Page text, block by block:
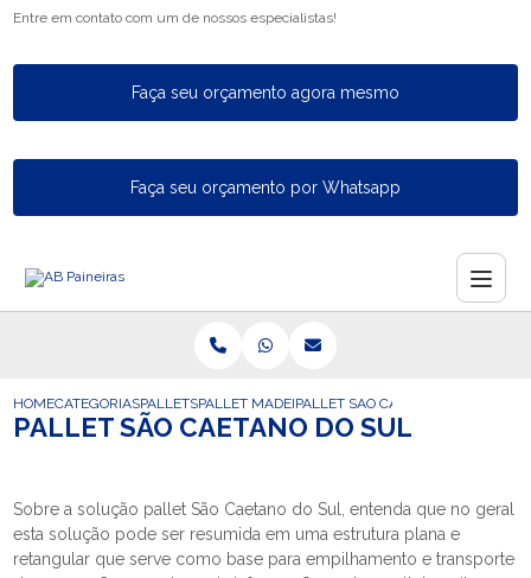
Entre em contato com um de nossos especialistas!
Faça seu orçamento agora mesmo
Faça seu orçamento por Whatsapp
HOMECATEGORIASPALLETSPALLET MADEIRA PEQUENOPALLET SAO CAETANO DO SUL
PALLET SÃO CAETANO DO SUL
Sobre a solução pallet São Caetano do Sul, entenda que no geral
esta solução pode ser resumida em uma estrutura plana e
retangular que serve como base para empilhamento e transporte